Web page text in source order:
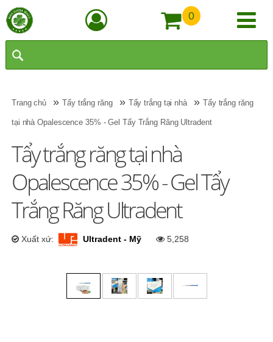
0
Trang chủ »Tẩy trắng răng » Tẩy trắng tại nhà » Tẩy trắng răng
tại nhà Opalescence 35% - Gel Tẩy Trắng Răng Ultradent
Tẩy trắng răng tại nhà
Opalescence 35% - Gel Tẩy
Trắng Răng Ultradent
Xuất xứ: Ultradent - Mỹ 5,258